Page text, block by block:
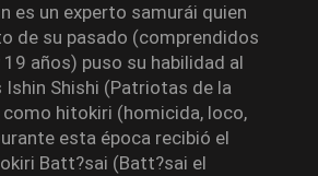
es un experto samurái quien
de su pasado (comprendidos
años) puso su habilidad al
Ishin Shishi (Patriotas de la
hitokiri (homicida, loco,
esta época recibió el
Batt?sai (Batt?sai el